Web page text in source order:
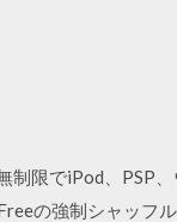
制限でiPod、PSP
の強制シャッフ